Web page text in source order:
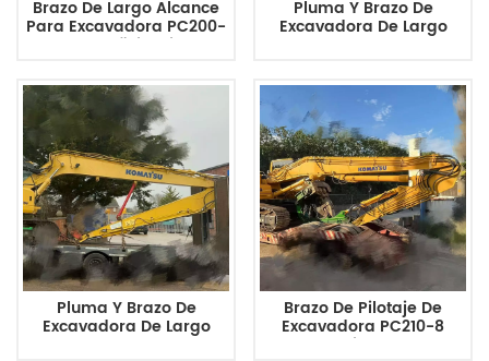
Brazo De Largo Alcance
Para Excavadora PC200-
8: Alta Eficiencia Y
Proyectos De Dragado Y
Construcción.
Pluma Y Brazo De
Excavadora De Largo
Profunda
Pluma Y Brazo De
Excavadora De Largo
Brazo De Pilotaje De
Excavadora PC210-8
Personalizable Para